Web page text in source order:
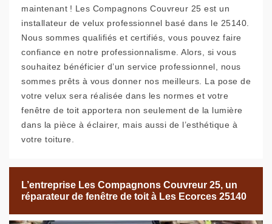
maintenant ! Les Compagnons Couvreur 25 est un
installateur de velux professionnel basé dans le 25140.
Nous sommes qualifiés et certifiés, vous pouvez faire
confiance en notre professionnalisme. Alors, si vous
souhaitez bénéficier d’un service professionnel, nous
sommes prêts à vous donner nos meilleurs. La pose de
votre velux sera réalisée dans les normes et votre
fenêtre de toit apportera non seulement de la lumière
dans la pièce à éclairer, mais aussi de l’esthétique à
votre toiture.
L’entreprise Les Compagnons Couvreur 25, un
réparateur de fenêtre de toit à Les Ecorces 25140